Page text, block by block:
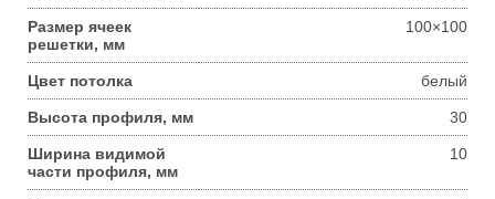
Размер ячеек
решетки, мм
100×100
Цвет потолка белый
Высота профиля, мм 30
Ширина видимой
части профиля, мм
10